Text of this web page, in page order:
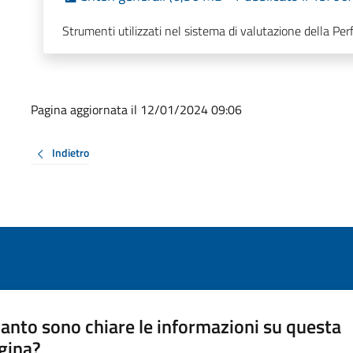
Strumenti utilizzati nel sistema di valutazione della
Pagina aggiornata il 12/01/2024 09:06
Indietro
sono chiare le informazioni su questa